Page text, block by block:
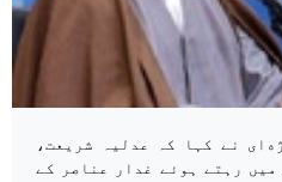
نے کہا کہ عدلیہ شریعت،
رہتے ہوئے غدار عناصر کے